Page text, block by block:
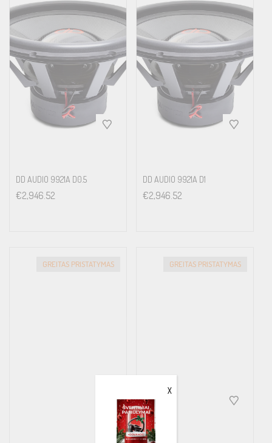
DD AUDIO 9921A D0.5
€2,946.52
DD AUDIO 9921A D1
€2,946.52
GREITAS PRISTATYMAS GREITAS PRISTATYMAS
X